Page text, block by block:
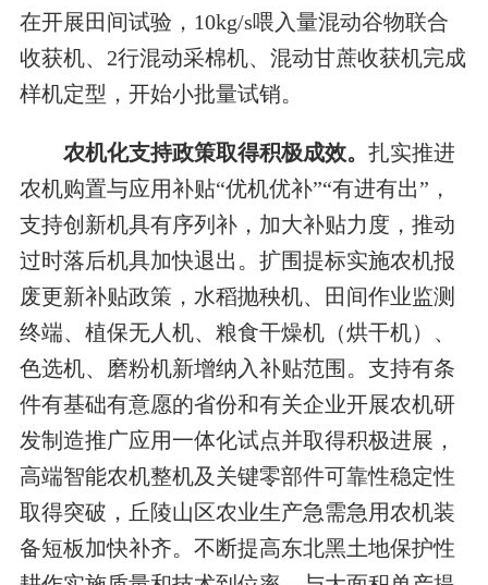
在开展田间试验，10kg/s喂入量混动谷物联合
收获机、2行混动采棉机、混动甘蔗收获机完成
样机定型，开始小批量试销。
农机化支持政策取得积极成效。 扎实推进
农机购置与应用补贴“优机优补”“有进有出”，
支持创新机具有序列补，加大补贴力度，推动
过时落后机具加快退出。扩围提标实施农机报
废更新补贴政策，水稻抛秧机、田间作业监测
终端、植保无人机、粮食干燥机（烘干机）、
色选机、磨粉机新增纳入补贴范围。支持有条
件有基础有意愿的省份和有关企业开展农机研
发制造推广应用一体化试点并取得积极进展，
高端智能农机整机及关键零部件可靠性稳定性
取得突破，丘陵山区农业生产急需急用农机装
备短板加快补齐。不断提高东北黑土地保护性